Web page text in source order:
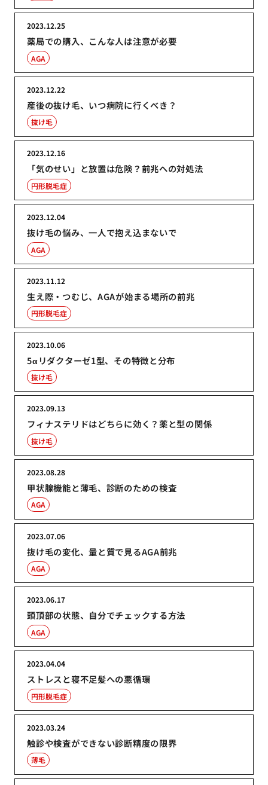
薬局での購入、こんな人は注意が必要
2023.12.25
AGA
産後の抜け毛、いつ病院に行くべき？
2023.12.22
抜け毛
「気のせい」と放置は危険？前兆への対処法
2023.12.16
円形脱毛症
抜け毛の悩み、一人で抱え込まないで
2023.12.04
AGA
生え際・つむじ、AGAが始まる場所の前兆
2023.11.12
円形脱毛症
5αリダクターゼ1型、その特徴と分布
2023.10.06
抜け毛
フィナステリドはどちらに効く？薬と型の関係
2023.09.13
抜け毛
甲状腺機能と薄毛、診断のための検査
2023.08.28
AGA
抜け毛の変化、量と質で見るAGA前兆
2023.07.06
AGA
頭頂部の状態、自分でチェックする方法
2023.06.17
AGA
ストレスと寝不足髪への悪循環
2023.04.04
円形脱毛症
触診や検査ができない診断精度の限界
2023.03.24
薄毛